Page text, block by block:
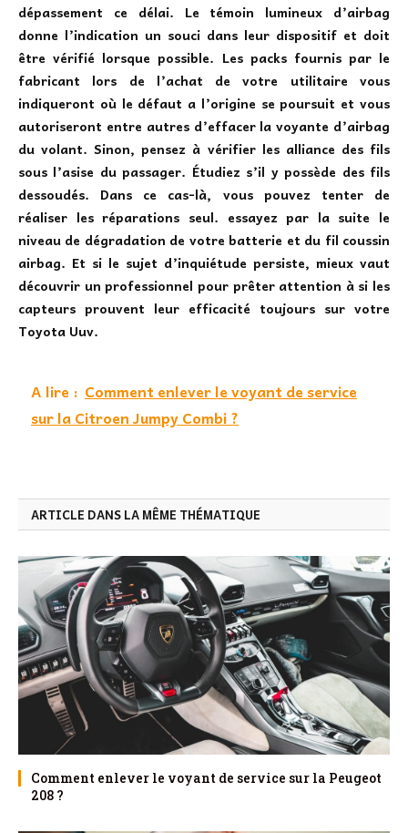
dépassement ce délai. Le témoin lumineux d’airbag
donne l’indication un souci dans leur dispositif et doit
être vérifié lorsque possible. Les packs fournis par le
fabricant lors de l’achat de votre utilitaire vous
indiqueront où le défaut a l’origine se poursuit et vous
autoriseront entre autres d’effacer la voyante d’airbag
du volant. Sinon, pensez à vérifier les alliance des fils
sous l’asise du passager. Étudiez s’il y possède des fils
dessoudés. Dans ce cas-là, vous pouvez tenter de
réaliser les réparations seul. essayez par la suite le
niveau de dégradation de votre batterie et du fil coussin
airbag. Et si le sujet d’inquiétude persiste, mieux vaut
découvrir un professionnel pour prêter attention à si les
capteurs prouvent leur efficacité toujours sur votre
Toyota Uuv.
A lire : Comment enlever le voyant de service
sur la Citroen Jumpy Combi ?
ARTICLE DANS LA MÊME THÉMATIQUE
Comment enlever le voyant de service sur la Peugeot
208 ?